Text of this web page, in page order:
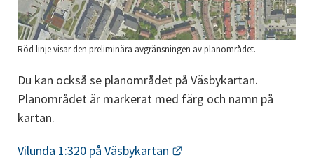
Röd linje visar den preliminära avgränsningen av planområdet.
Du kan också se planområdet på Väsbykartan.
Planområdet är markerat med färg och namn på
kartan.
Vilunda 1:320 på Väsbykartan
Länk till annan